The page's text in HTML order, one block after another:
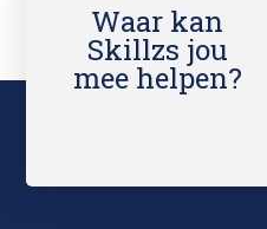
Waar kan
Skillzs jou
mee helpen?